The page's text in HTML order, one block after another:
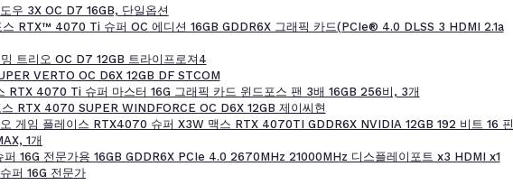
우 3X OC D7 16GB, 단일옵션
스 RTX™ 4070 Ti 슈퍼 OC 에디션 16GB GDDR6X 그래픽 카드(PCIe® 4.0 DLSS 3 HDMI 2.1a
트리오 OC D7 12GB 트라이프로져4
VERTO OC D6X 12GB DF STCOM
RTX 4070 Ti 슈퍼 마스터 16G 그래픽 카드 윈드포스 팬 3배 16GB 256비, 3개
RTX 4070 SUPER WINDFORCE OC D6X 12GB 제이씨현
게임 플레이스 RTX4070 슈퍼 X3W 맥스 RTX 4070TI GDDR6X NVIDIA 12GB 192 비트 16 핀
1개
16G 전문가용 16GB GDDR6X PCIe 4.0 2670MHz 21000MHz 디스플레이포트 x3 HDMI x1
퍼 16G 전문가